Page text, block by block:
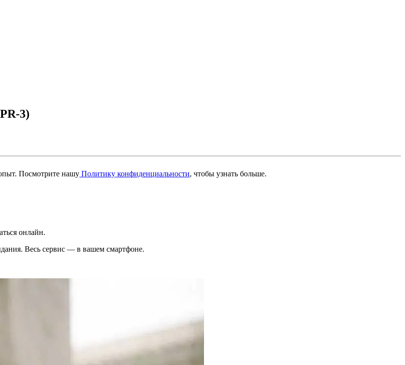
3)
Посмотрите нашу Политику конфиденциальности, чтобы узнать больше.
онлайн.
Весь сервис — в вашем смартфоне.